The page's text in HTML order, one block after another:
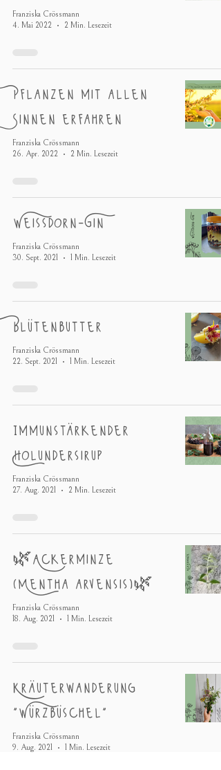
Franziska Crössmann
4. Mai 2022
2 Min. Lesezeit
Pflanzen mit allen
Sinnen erfahren
Franziska Crössmann
26. Apr. 2022
2 Min. Lesezeit
Weißsdorn-Gin
Franziska Crössmann
30. Sept. 2021
1 Min. Lesezeit
Blütenbutter
Franziska Crössmann
22. Sept. 2021
1 Min. Lesezeit
Immunstärkender
Holundersirup
Franziska Crössmann
27. Aug. 2021
2 Min. Lesezeit
🌿Ackerminze
(Mentha arvensis)🌿
Franziska Crössmann
18. Aug. 2021
1 Min. Lesezeit
Kräuterwanderung
"Würzbüschel"
Franziska Crössmann
9. Aug. 2021
1 Min. Lesezeit